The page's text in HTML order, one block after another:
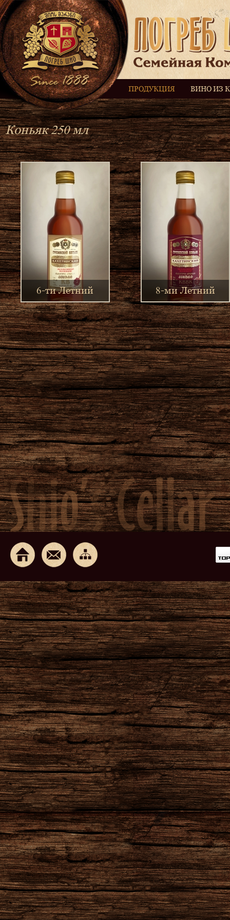
ПРОДУКЦИЯ ВИНО ИЗ
Коньяк 250 мл
6-ти Летний 8-ми Летний